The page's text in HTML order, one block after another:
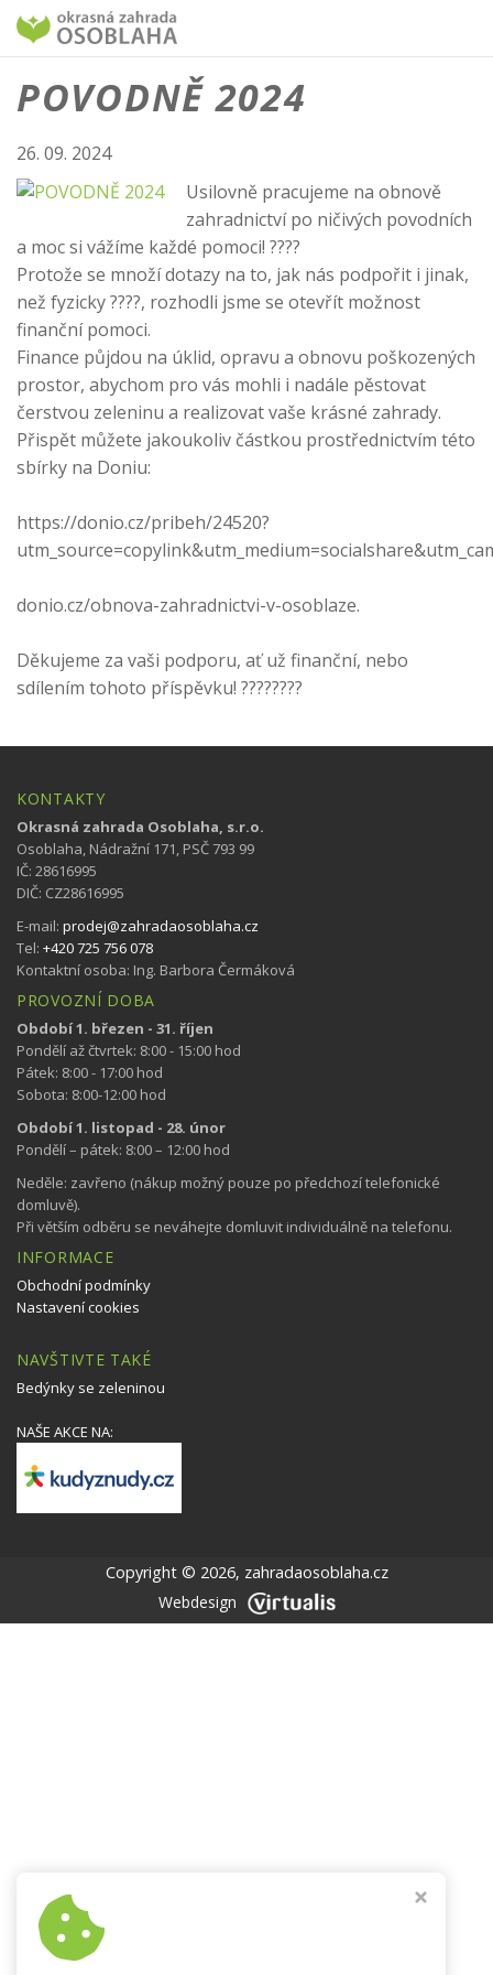
POVODNĚ 2024
26. 09. 2024
Usilovně pracujeme na obnově
zahradnictví po ničivých povodních
a moc si vážíme každé pomoci! ????
Protože se množí dotazy na to, jak nás podpořit i jinak,
než fyzicky ????, rozhodli jsme se otevřít možnost
finanční pomoci.
Finance půjdou na úklid, opravu a obnovu poškozených
prostor, abychom pro vás mohli i nadále pěstovat
čerstvou zeleninu a realizovat vaše krásné zahrady.
Přispět můžete jakoukoliv částkou prostřednictvím této
sbírky na Doniu:
https://donio.cz/pribeh/24520?
donio.cz/obnova-zahradnictvi-v-osoblaze.
Děkujeme za vaši podporu, ať už finanční, nebo
sdílením tohoto příspěvku! ????????
KONTAKTY
Okrasná zahrada Osoblaha, s.r.o.
Osoblaha, Nádražní 171, PSČ 793 99
IČ: 28616995
DIČ: CZ28616995
E-mail: prodej@zahradaosoblaha.cz
Tel: +420 725 756 078
Kontaktní osoba: Ing. Barbora Čermáková
PROVOZNÍ DOBA
Období 1. březen - 31. říjen
Pondělí až čtvrtek: 8:00 - 15:00 hod
Pátek: 8:00 - 17:00 hod
Sobota: 8:00-12:00 hod
Období 1. listopad - 28. únor
Pondělí – pátek: 8:00 – 12:00 hod
Neděle: zavřeno (nákup možný pouze po předchozí telefonické
domluvě).
Při větším odběru se neváhejte domluvit individuálně na telefonu.
INFORMACE
Obchodní podmínky
Nastavení cookies
NAVŠTIVTE TAKÉ
Bedýnky se zeleninou
NAŠE AKCE NA:
Copyright © 2026, zahradaosoblaha.cz
Webdesign